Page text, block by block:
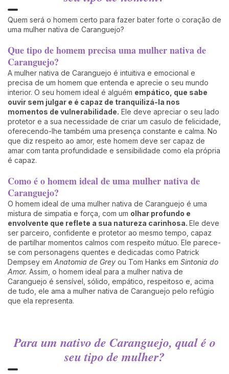
Quem será o homem certo para fazer bater forte o coração de
uma mulher nativa de Caranguejo?
Que tipo de homem precisa uma mulher nativa de
Caranguejo?
A mulher nativa de Caranguejo é intuitiva e emocional e
precisa de um homem que entenda e aprecie o seu mundo
interior. O seu homem ideal é alguém empático, que sabe
ouvir sem julgar e é capaz de tranquilizá-la nos
momentos de vulnerabilidade. Ele deve apreciar o seu lado
protetor e a sua necessidade de criar um casulo de felicidade,
oferecendo-lhe também uma presença constante e calma. No
que diz respeito ao amor, este homem deve ser capaz de
amar com tanta profundidade e sensibilidade como ela própria
é capaz.
Como é o homem ideal de uma mulher nativa de
Caranguejo?
O homem ideal de uma mulher nativa de Caranguejo é uma
mistura de simpatia e força, com um olhar profundo e
envolvente que reflete a sua natureza carinhosa. Ele deve
ser parceiro, confidente e protetor ao mesmo tempo, capaz
de partilhar momentos calmos com respeito mútuo. Ele parece-
se com personagens quentes e dedicadas como Patrick
Dempsey em Anatomia de Grey ou Tom Hanks em Sintonia do
Amor. Assim, o homem ideal para a mulher nativa de
Caranguejo é sensível, sólido, empático, respeitoso e, acima
de tudo, ele ama a mulher nativa de Caranguejo pelo refúgio
que ela representa.
Para um nativo de Caranguejo, qual é o
seu tipo de mulher?